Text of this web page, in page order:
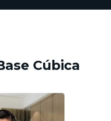
Cúbica